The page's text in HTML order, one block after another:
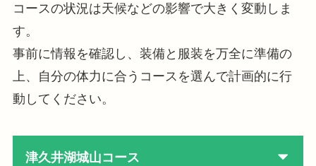
コースの状況は天候などの影響で大きく変動しま
す。
事前に情報を確認し、装備と服装を万全に準備の
上、自分の体力に合うコースを選んで計画的に行
動してください。
津久井湖城山コース